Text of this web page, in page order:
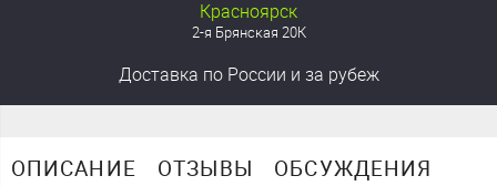
Красноярск
2-я Брянская 20К
Доставка по России и за рубеж
ОПИСАНИЕ ОТЗЫВЫ ОБСУЖДЕНИЯ